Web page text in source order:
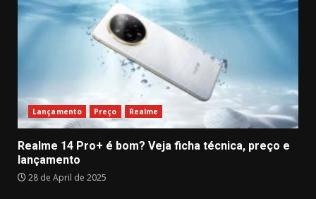
Lançamento Preço Realme
Realme 14 Pro+ é bom? Veja ficha técnica, preço e
lançamento
28 de April de 2025